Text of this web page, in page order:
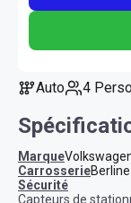
Auto 4
Marque
CarrosserieBerline
sécurité
Capteurs de